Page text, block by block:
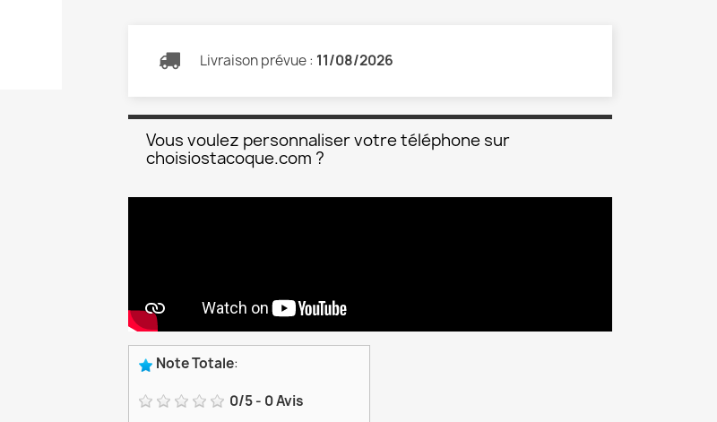
Livraison prévue : 11/08/2026
Vous voulez personnaliser votre téléphone sur
choisiostacoque.com ?
Note Totale:
0/5- 0Avis